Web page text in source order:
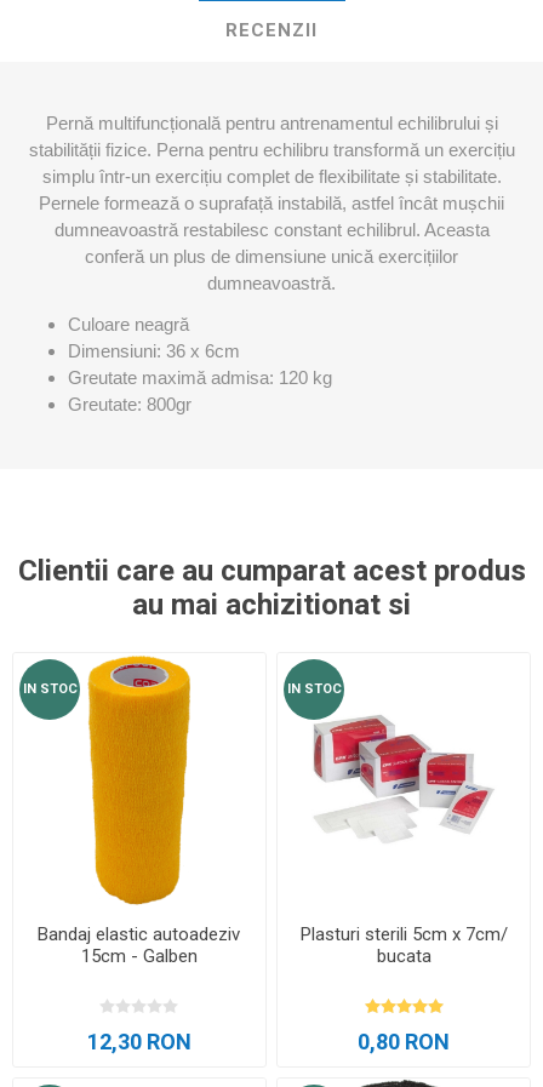
RECENZII
Pernă multifuncțională pentru antrenamentul echilibrului și
stabilității fizice. Perna pentru echilibru transformă un exercițiu
simplu într-un exercițiu complet de flexibilitate și stabilitate.
Pernele formează o suprafață instabilă, astfel încât mușchii
dumneavoastră restabilesc constant echilibrul. Aceasta
conferă un plus de dimensiune unică exercițiilor
dumneavoastră.
Culoare neagră
Dimensiuni: 36 x 6cm
Greutate maximă admisa: 120 kg
Greutate: 800gr
Clientii care au cumparat acest produs
au mai achizitionat si
IN STOC
Bandaj elastic autoadeziv
15cm - Galben
12,30 RON
IN STOC
Plasturi sterili 5cm x 7cm/
bucata
0,80 RON